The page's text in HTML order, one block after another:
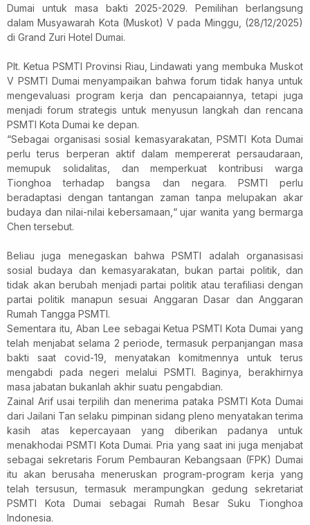
Dumai untuk masa bakti 2025-2029. Pemilihan berlangsung
dalam Musyawarah Kota (Muskot) V pada Minggu, (28/12/2025)
di Grand Zuri Hotel Dumai.
Plt. Ketua PSMTI Provinsi Riau, Lindawati yang membuka Muskot
V PSMTI Dumai menyampaikan bahwa forum tidak hanya untuk
mengevaluasi program kerja dan pencapaiannya, tetapi juga
menjadi forum strategis untuk menyusun langkah dan rencana
PSMTI Kota Dumai ke depan.
“Sebagai organisasi sosial kemasyarakatan, PSMTI Kota Dumai
perlu terus berperan aktif dalam mempererat persaudaraan,
memupuk solidalitas, dan memperkuat kontribusi warga
Tionghoa terhadap bangsa dan negara. PSMTI perlu
beradaptasi dengan tantangan zaman tanpa melupakan akar
budaya dan nilai-nilai kebersamaan,“ ujar wanita yang bermarga
Chen tersebut.
Beliau juga menegaskan bahwa PSMTI adalah organasisasi
sosial budaya dan kemasyarakatan, bukan partai politik, dan
tidak akan berubah menjadi partai politik atau terafiliasi dengan
partai politik manapun sesuai Anggaran Dasar dan Anggaran
Rumah Tangga PSMTI.
Sementara itu, Aban Lee sebagai Ketua PSMTI Kota Dumai yang
telah menjabat selama 2 periode, termasuk perpanjangan masa
bakti saat covid-19, menyatakan komitmennya untuk terus
mengabdi pada negeri melalui PSMTI. Baginya, berakhirnya
masa jabatan bukanlah akhir suatu pengabdian.
Zainal Arif usai terpilih dan menerima pataka PSMTI Kota Dumai
dari Jailani Tan selaku pimpinan sidang pleno menyatakan terima
kasih atas kepercayaan yang diberikan padanya untuk
menakhodai PSMTI Kota Dumai. Pria yang saat ini juga menjabat
sebagai sekretaris Forum Pembauran Kebangsaan (FPK) Dumai
itu akan berusaha meneruskan program-program kerja yang
telah tersusun, termasuk merampungkan gedung sekretariat
PSMTI Kota Dumai sebagai Rumah Besar Suku Tionghoa
Indonesia.